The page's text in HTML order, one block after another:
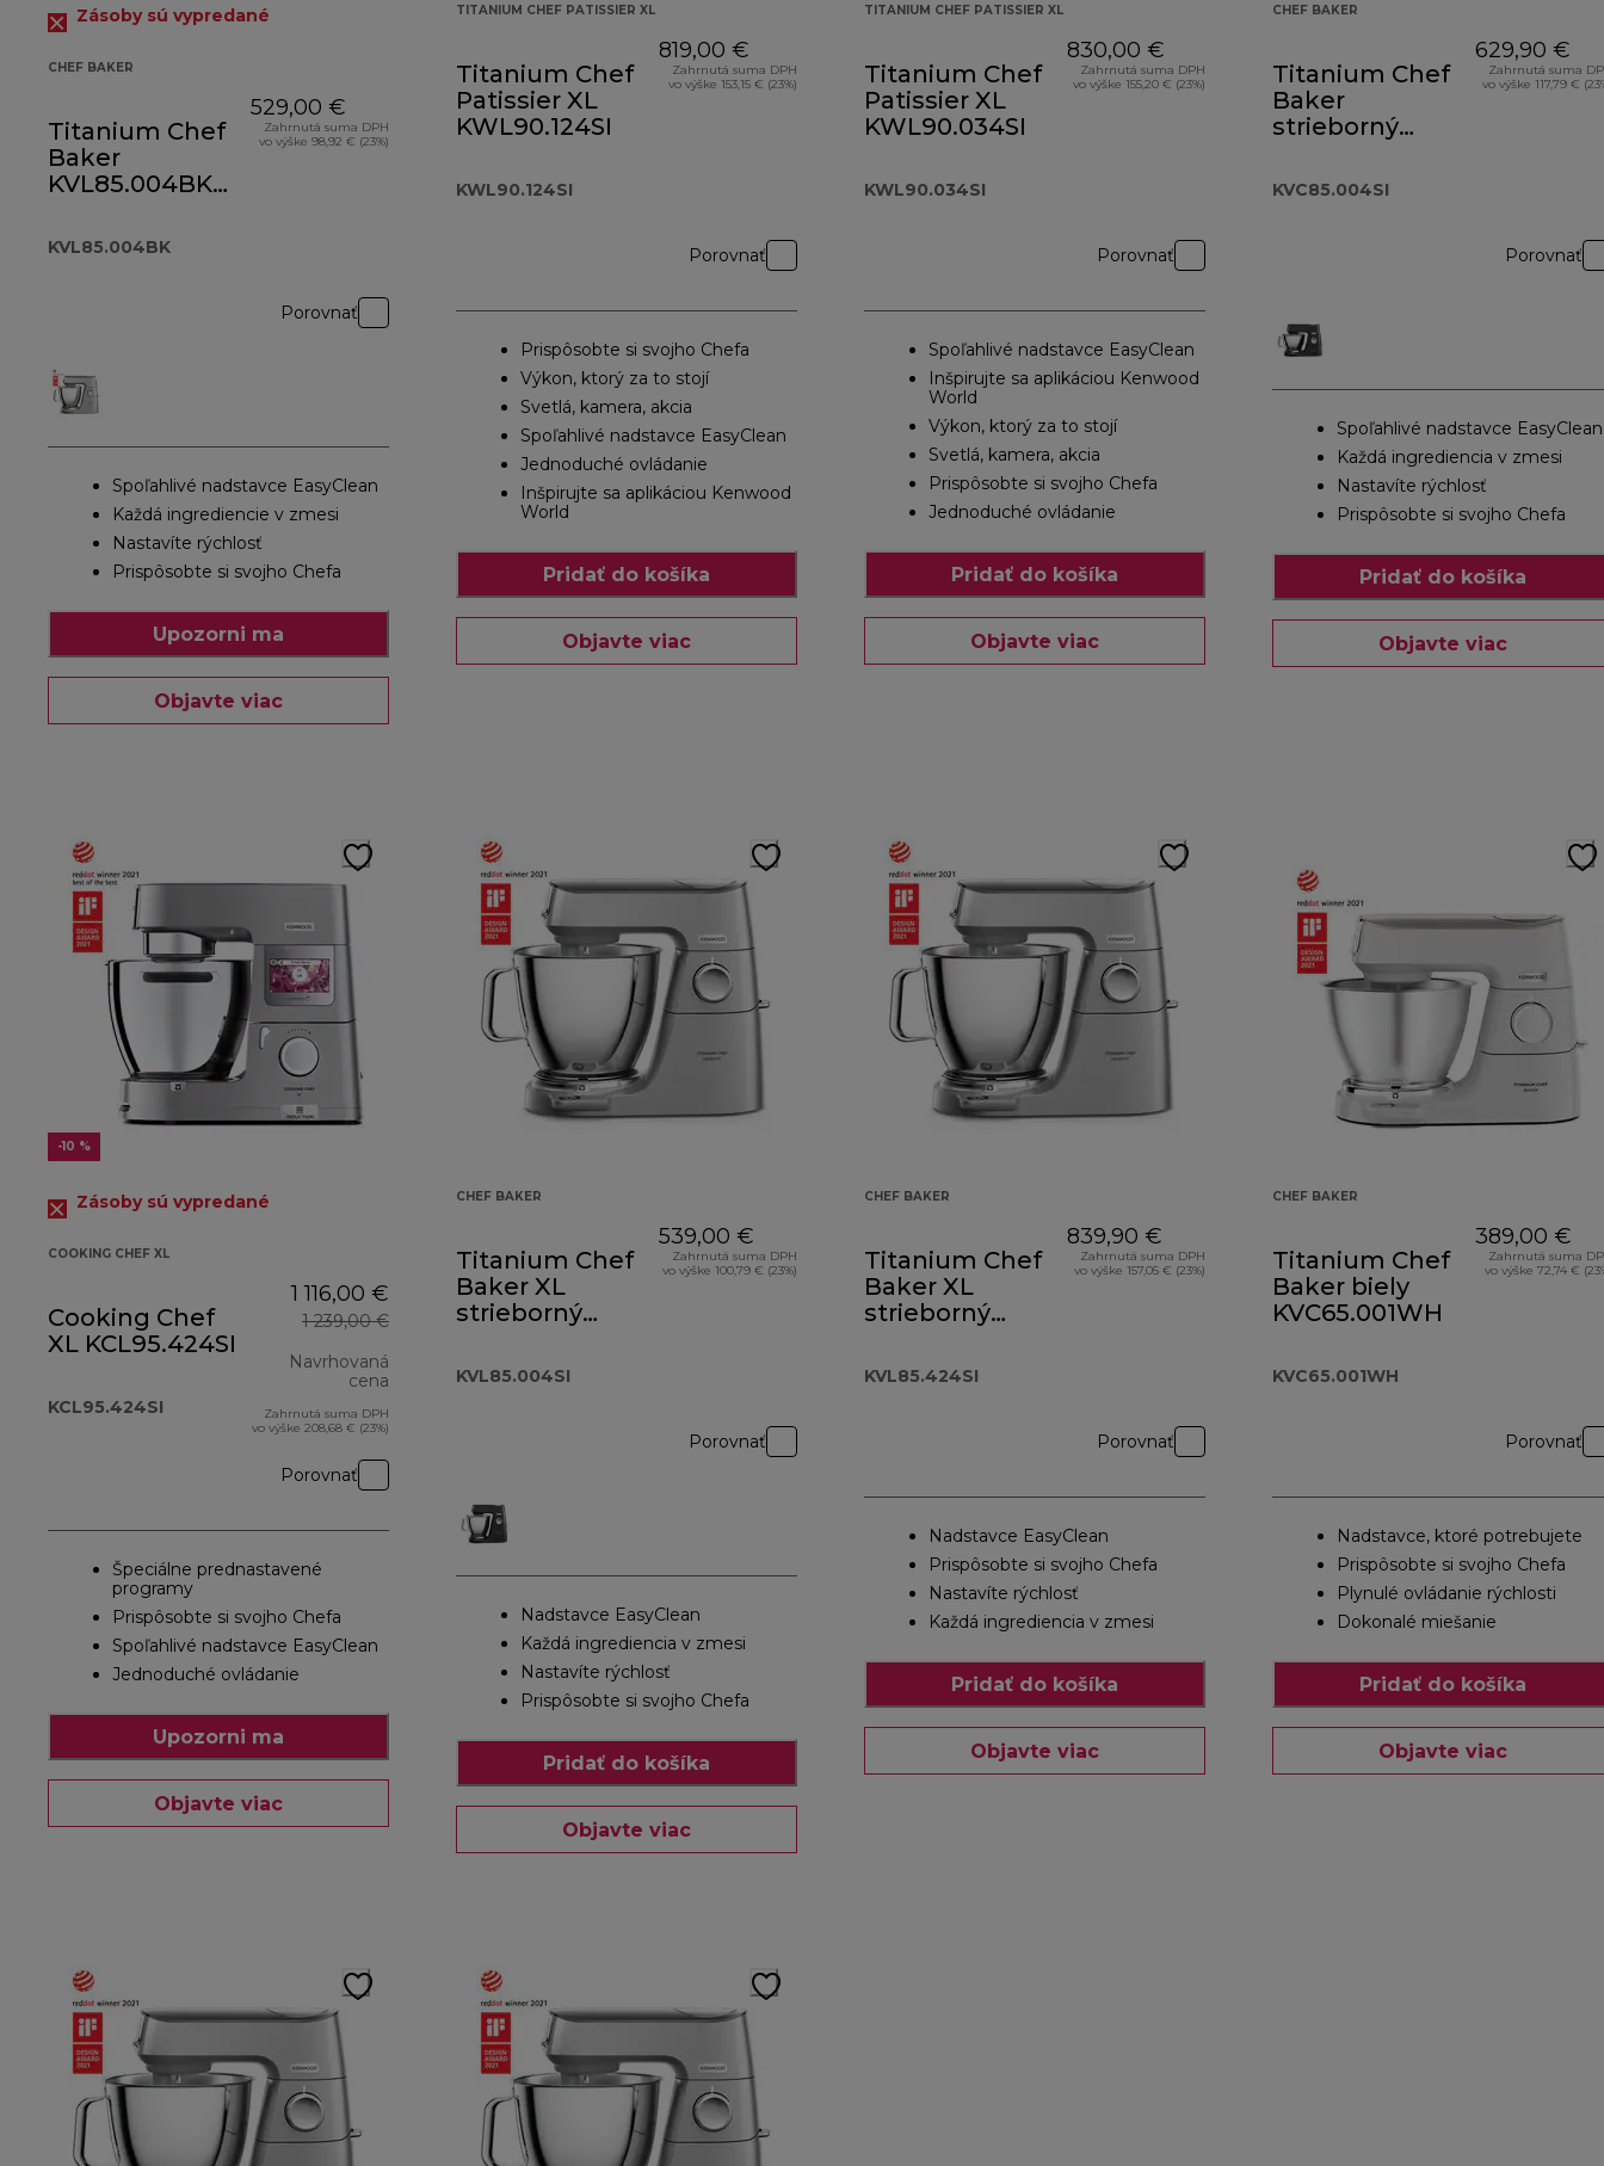
Zásoby sú vypredané
CHEF BAKER
Titanium Chef
Baker
KVL85.004BK
KVL85.004BK
529,00 €
Zahrnutá suma DPH
vo výške 98,92 € (23%)
Porovnať
Spoľahlivé nadstavce EasyClean
Každá ingrediencie v zmesi
Nastavíte rýchlosť
Prispôsobte si svojho Chefa
Upozorni ma
Objavte viac
TITANIUM CHEF PATISSIER XL
Titanium Chef
Patissier XL
KWL90.124SI
KWL90.124SI
819,00 €
Zahrnutá suma DPH
vo výške 153,15 € (23%)
Porovnať
Prispôsobte si svojho Chefa
Výkon, ktorý za to stojí
Svetlá, kamera, akcia
Spoľahlivé nadstavce EasyClean
Jednoduché ovládanie
Inšpirujte sa aplikáciou Kenwood
World
Pridať do košíka
Objavte viac
TITANIUM CHEF PATISSIER XL
Titanium Chef
Patissier XL
KWL90.034SI
KWL90.034SI
830,00 €
Zahrnutá suma DPH
vo výške 155,20 € (23%)
Porovnať
Spoľahlivé nadstavce EasyClean
Inšpirujte sa aplikáciou Kenwood
World
Výkon, ktorý za to stojí
Svetlá, kamera, akcia
Prispôsobte si svojho Chefa
Jednoduché ovládanie
Pridať do košíka
Objavte viac
CHEF BAKER
Titanium Chef
Baker
strieborný
KVC85.004SI
629,90 €
Zahrnutá suma
vo výške 117,79 €
Porovnať
Spoľahlivé nadstavce EasyClean
Každá ingrediencia v zmesi
Nastavíte rýchlosť
Prispôsobte si svojho Chefa
Pridať do košíka
Objavte viac
-10 %
Zásoby sú vypredané
COOKING CHEF XL
Cooking Chef
XL KCL95.424SI
KCL95.424SI
1 116,00 €
1 239,00 €
Navrhovaná
cena
Zahrnutá suma DPH
vo výške 208,68 € (23%)
Porovnať
Špeciálne prednastavené
programy
Prispôsobte si svojho Chefa
Spoľahlivé nadstavce EasyClean
Jednoduché ovládanie
Upozorni ma
Objavte viac
CHEF BAKER
Titanium Chef
Baker XL
strieborný
KVL85.004SI
539,00 €
Zahrnutá suma DPH
vo výške 100,79 € (23%)
Porovnať
Nadstavce EasyClean
Každá ingrediencia v zmesi
Nastavíte rýchlosť
Prispôsobte si svojho Chefa
Pridať do košíka
Objavte viac
CHEF BAKER
Titanium Chef
Baker XL
strieborný
KVL85.424SI
839,90 €
Zahrnutá suma DPH
vo výške 157,05 € (23%)
Porovnať
Nadstavce EasyClean
Prispôsobte si svojho Chefa
Nastavíte rýchlosť
Každá ingrediencia v zmesi
Pridať do košíka
Objavte viac
CHEF BAKER
Titanium Chef
Baker biely
KVC65.001WH
KVC65.001WH
389,00 €
Zahrnutá suma
vo výške 72,74 €
Porovnať
Nadstavce, ktoré potrebujete
Prispôsobte si svojho Chefa
Plynulé ovládanie rýchlosti
Dokonalé miešanie
Pridať do košíka
Objavte viac